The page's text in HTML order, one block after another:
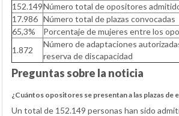
152.149Número total de opositores
17.986 Número total de plazas convocadas
65,3%
Porcentaje de mujeres entre los
1.872
Número de adaptaciones
reserva de discapacidad
Preguntas sobre la noticia
¿Cuántos opositores se presentan a las plazas de
Un total de 152.149 personas han sido